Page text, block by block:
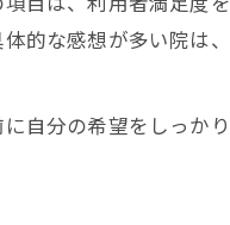
の信頼性
チェック
な感想が多い院は
自分の希望をしっか